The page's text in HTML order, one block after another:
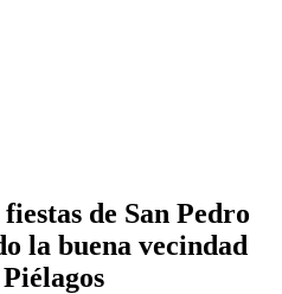
de San Pedro
la buena vecindad